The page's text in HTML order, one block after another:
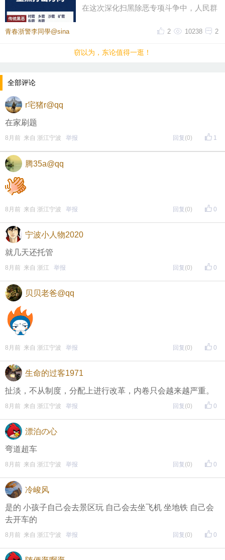
结合孩子兴趣：优先选择能激发好奇心的活动，如科
技馆、植物园等场景8。
安全与健康：户外活动需注意天气变化，准备必要装
备如运动鞋、湿巾等2。
在这次深化扫黑除恶专项斗争中，人民群
全国“12337”统一线上举报平
青春浙警李同學@sina 2
10238
2
窃以为，东论值得一逛！
全部评论
r宅猪r@qq
在家刷题
1
8月前 来自 浙江宁波 举报 回复 (0)
腾35a@qq
0
8月前 来自 浙江宁波 举报 回复 (0)
宁波小人物2020
就几天还托管
0
8月前 来自 浙江 举报 回复 (0)
贝贝老爸@qq
0
8月前 来自 浙江宁波 举报 回复 (0)
生命的过客1971
扯淡，不从制度，分配上进行改革，内卷只会越来越严重。
0
8月前 来自 浙江宁波 举报 回复 (0)
漂泊の心
弯道超车
0
8月前 来自 浙江宁波 举报 回复 (0)
冷峻风
是的 小孩子自己会去景区玩 自己会去坐飞机 坐地铁 自己会
去开车的
0
8月前 来自 浙江宁波 举报 回复 (0)